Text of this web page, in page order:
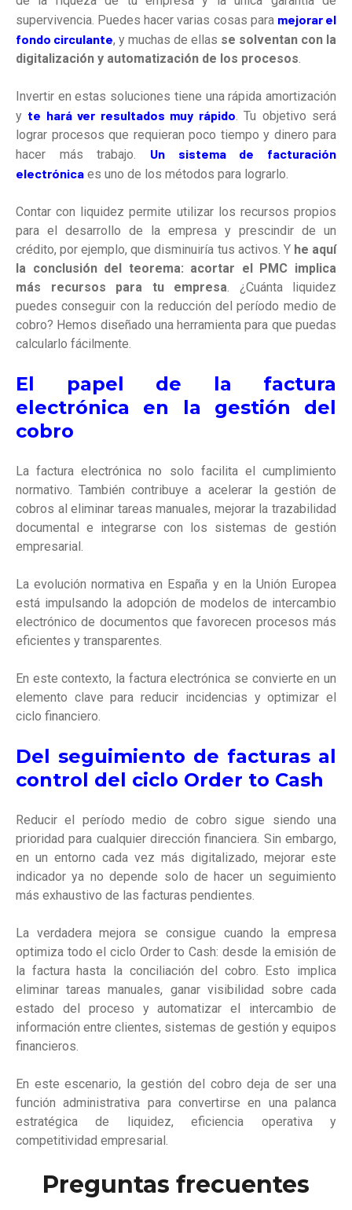
supervivencia. Puedes hacer varias cosas para mejorar el
fondo circulante, y muchas de ellas se solventan con la
digitalización y automatización de los procesos.
Invertir en estas soluciones tiene una rápida amortización
y te hará ver resultados muy rápido. Tu objetivo será
lograr procesos que requieran poco tiempo y dinero para
hacer más trabajo. Un sistema de facturación
electrónica es uno de los métodos para lograrlo.
Contar con liquidez permite utilizar los recursos propios
para el desarrollo de la empresa y prescindir de un
crédito, por ejemplo, que disminuiría tus activos. Y he aquí
la conclusión del teorema: acortar el PMC implica
más recursos para tu empresa. ¿Cuánta liquidez
puedes conseguir con la reducción del período medio de
cobro? Hemos diseñado una herramienta para que puedas
calcularlo fácilmente.
El papel de la factura
electrónica en la gestión del
cobro
La factura electrónica no solo facilita el cumplimiento
normativo. También contribuye a acelerar la gestión de
cobros al eliminar tareas manuales, mejorar la trazabilidad
documental e integrarse con los sistemas de gestión
empresarial.
La evolución normativa en España y en la Unión Europea
está impulsando la adopción de modelos de intercambio
electrónico de documentos que favorecen procesos más
eficientes y transparentes.
En este contexto, la factura electrónica se convierte en un
elemento clave para reducir incidencias y optimizar el
ciclo financiero.
Del seguimiento de facturas al
control del ciclo Order to Cash
Reducir el período medio de cobro sigue siendo una
prioridad para cualquier dirección financiera. Sin embargo,
en un entorno cada vez más digitalizado, mejorar este
indicador ya no depende solo de hacer un seguimiento
más exhaustivo de las facturas pendientes.
La verdadera mejora se consigue cuando la empresa
optimiza todo el ciclo Order to Cash: desde la emisión de
la factura hasta la conciliación del cobro. Esto implica
eliminar tareas manuales, ganar visibilidad sobre cada
estado del proceso y automatizar el intercambio de
información entre clientes, sistemas de gestión y equipos
financieros.
En este escenario, la gestión del cobro deja de ser una
función administrativa para convertirse en una palanca
estratégica de liquidez, eficiencia operativa y
competitividad empresarial.
Preguntas frecuentes